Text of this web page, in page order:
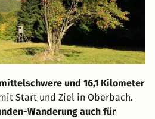
und 16,1 Kilometer
Start und Ziel in Oberbach.
Wanderung auch für